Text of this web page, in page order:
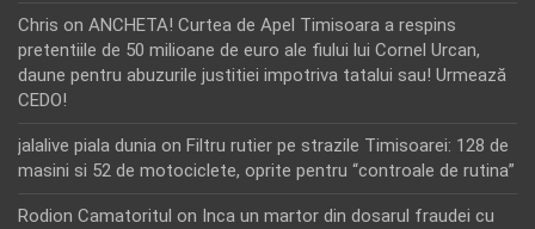
Chris on ANCHETA! Curtea de Apel Timisoara a respins
pretentiile de 50 milioane de euro ale fiului lui Cornel Urcan,
daune pentru abuzurile justitiei impotriva tatalui sau! Urmează
CEDO!
jalalive piala dunia on Filtru rutier pe strazile Timisoarei: 128 de
masini si 52 de motociclete, oprite pentru “controale de rutina”
Rodion Camatoritul on Inca un martor din dosarul fraudei cu